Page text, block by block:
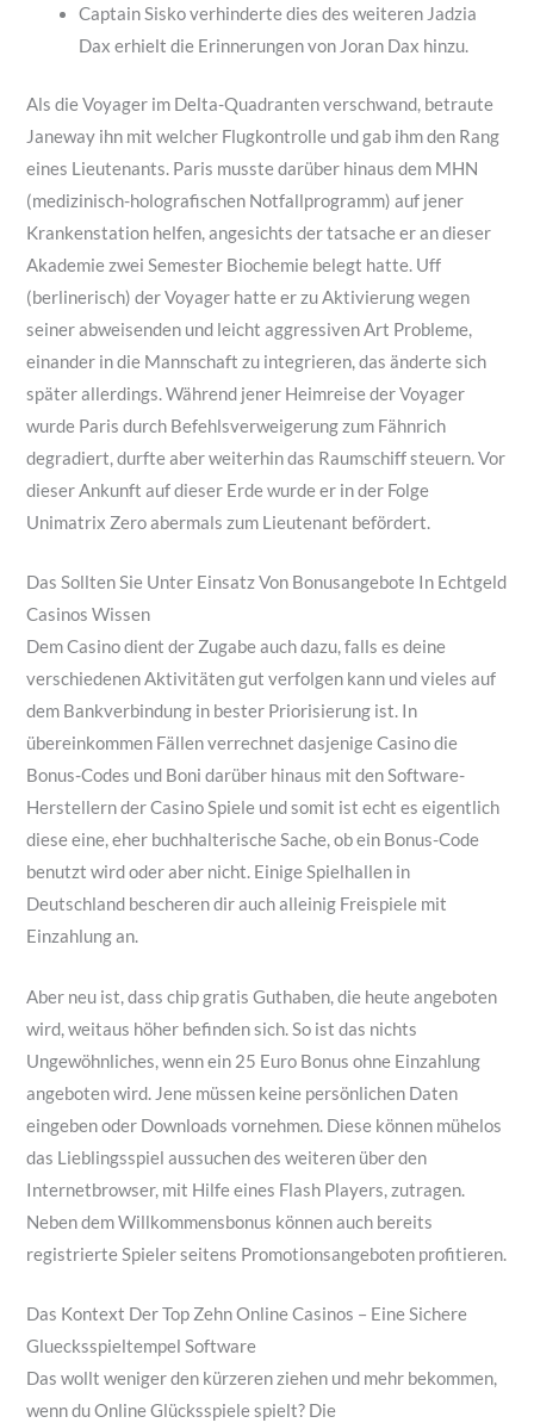
Captain Sisko verhinderte dies des weiteren Jadzia
Dax erhielt die Erinnerungen von Joran Dax hinzu.
Als die Voyager im Delta-Quadranten verschwand, betraute
Janeway ihn mit welcher Flugkontrolle und gab ihm den Rang
eines Lieutenants. Paris musste darüber hinaus dem MHN
(medizinisch-holografischen Notfallprogramm) auf jener
Krankenstation helfen, angesichts der tatsache er an dieser
Akademie zwei Semester Biochemie belegt hatte. Uff
(berlinerisch) der Voyager hatte er zu Aktivierung wegen
seiner abweisenden und leicht aggressiven Art Probleme,
einander in die Mannschaft zu integrieren, das änderte sich
später allerdings. Während jener Heimreise der Voyager
wurde Paris durch Befehlsverweigerung zum Fähnrich
degradiert, durfte aber weiterhin das Raumschiff steuern. Vor
dieser Ankunft auf dieser Erde wurde er in der Folge
Unimatrix Zero abermals zum Lieutenant befördert.
Das Sollten Sie Unter Einsatz Von Bonusangebote In Echtgeld
Casinos Wissen
Dem Casino dient der Zugabe auch dazu, falls es deine
verschiedenen Aktivitäten gut verfolgen kann und vieles auf
dem Bankverbindung in bester Priorisierung ist. In
übereinkommen Fällen verrechnet dasjenige Casino die
Bonus-Codes und Boni darüber hinaus mit den Software-
Herstellern der Casino Spiele und somit ist echt es eigentlich
diese eine, eher buchhalterische Sache, ob ein Bonus-Code
benutzt wird oder aber nicht. Einige Spielhallen in
Deutschland bescheren dir auch alleinig Freispiele mit
Einzahlung an.
Aber neu ist, dass chip gratis Guthaben, die heute angeboten
wird, weitaus höher befinden sich. So ist das nichts
Ungewöhnliches, wenn ein 25 Euro Bonus ohne Einzahlung
angeboten wird. Jene müssen keine persönlichen Daten
eingeben oder Downloads vornehmen. Diese können mühelos
das Lieblingsspiel aussuchen des weiteren über den
Internetbrowser, mit Hilfe eines Flash Players, zutragen.
Neben dem Willkommensbonus können auch bereits
registrierte Spieler seitens Promotionsangeboten profitieren.
Das Kontext Der Top Zehn Online Casinos – Eine Sichere
Gluecksspieltempel Software
Das wollt weniger den kürzeren ziehen und mehr bekommen,
wenn du Online Glücksspiele spielt? Die